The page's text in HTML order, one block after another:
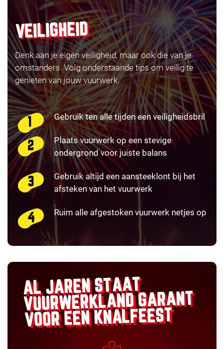
VEILIGHEID
Denk aan je eigen veiligheid, maar ook die van je
omstanders. Volg onderstaande tips om veilig te
genieten van jouw vuurwerk.
Gebruik ten alle tijden een veiligheidsbril
Plaats vuurwerk op een stevige
ondergrond voor juiste balans
Gebruik altijd een aansteeklont bij het
afsteken van het vuurwerk
Ruim alle afgestoken vuurwerk netjes op
AL JAREN STAAT
VUURWERKLANDGARANT
VOOR EEN KNALFEEST